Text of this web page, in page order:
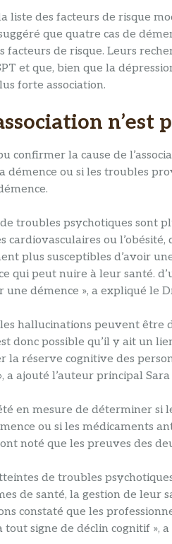
liste des facteurs de risque
que quatre cas de
facteurs de risque. Leurs
et que, bien que la
forte association.
n’est
confirmer la cause de
démence ou si les troubles
troubles psychotiques sont
cardiovasculaires ou
plus susceptibles d’avoir
qui peut nuire à leur santé.
démence », a expliqué le
hallucinations peuvent être
donc possible qu’il y ait un
la réserve cognitive des
a ajouté l’auteur principal
en mesure de déterminer
ou si les médicaments
noté que les preuves des
de troubles
de santé, la gestion de leur
constaté que les
signe de déclin cognitif »,